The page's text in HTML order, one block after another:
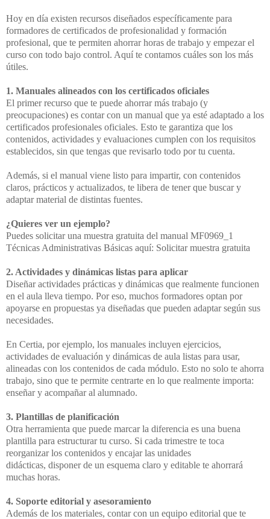
Hoy en día existen recursos diseñados específicamente para
formadores de certificados de profesionalidad y formación
profesional, que te permiten ahorrar horas de trabajo y empezarel
curso con todo bajo control. Aquí te contamos cuáles son los más
útiles.
1. Manuales alineados con los certificados oficiales
El primer recurso que te puede ahorrar más trabajo (y
preocupaciones) es contar con un manual que ya esté adaptado a los
certificados profesionales oficiales. Esto te garantiza que los
contenidos, actividades y evaluaciones cumplen con los requisitos
establecidos, sin que tengas que revisarlo todo por tu cuenta.
Además, si el manual viene listo para impartir, con contenidos
claros, prácticos y actualizados, te libera de tener que buscar y
adaptar material de distintas fuentes.
¿Quieres ver un ejemplo?
Puedes solicitar una muestra gratuita del manual MF0969_1
Técnicas Administrativas Básicas aquí: Solicitar muestra gratuita
2. Actividades y dinámicas listas para aplicar
Diseñar actividades prácticas y dinámicas que realmente funcionen
en el aula lleva tiempo. Por eso, muchos formadores optan por
apoyarse en propuestas ya diseñadas que pueden adaptar según sus
necesidades.
En Certia, por ejemplo, los manuales incluyen ejercicios,
actividades de evaluación y dinámicas de aula listas para usar,
alineadas con los contenidos de cada módulo. Esto no solo te ahorra
trabajo, sino que te permite centrarte en lo que realmente importa:
enseñar y acompañar al alumnado.
3. Plantillas de planificación
Otra herramienta que puede marcar la diferencia es una buena
plantilla para estructurar tu curso. Si cada trimestre te toca
reorganizar los contenidos y encajar las unidades
didácticas, disponer de un esquema claro y editable te ahorrará
muchas horas.
4. Soporte editorial y asesoramiento
Además de los materiales, contar con un equipo editorial que te